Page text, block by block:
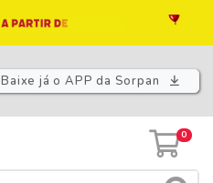
Baixe já o APP da Sorpan
0